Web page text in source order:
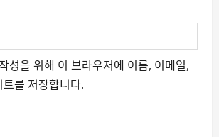
성을 위해 이 브라우저에 이름, 이메일,
를 저장합니다.